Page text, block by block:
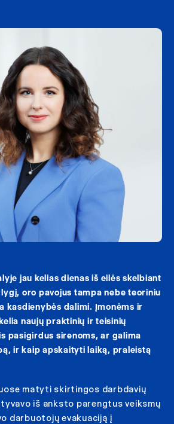
jau kelias dienas iš eilės skelbiant
oro pavojus tampa nebe teoriniu
kasdienybės dalimi. Įmonėms ir
naujų praktinių ir teisinių
pasigirdus sirenoms, ar galima
ir kaip apskaityti laiką, praleistą
matyti skirtingos darbdavių
iš anksto parengtus veiksmų
darbuotojų evakuaciją į